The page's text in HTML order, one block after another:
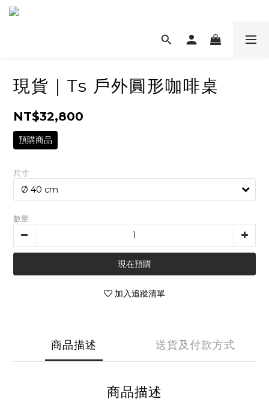
現貨｜Ts 戶外圓形咖啡桌
NT$32,800
預購商品
尺寸
數量
現在預購
加入追蹤清單
商品描述 送貨及付款方式
商品描述